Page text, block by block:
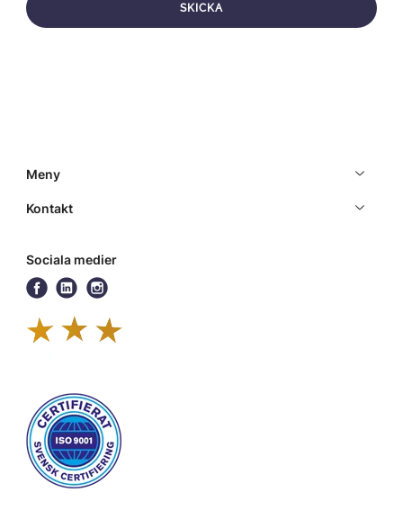
SKICKA
Meny
Kontakt
Sociala medier